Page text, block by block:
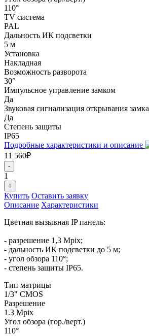
110°
TV система
PAL
Дальность ИК подсветки
5 м
Установка
Накладная
Возможность разворота
30°
Импульсное управление замком
Да
Звуковая сигнализация открывания замка
Да
Степень защиты
IP65
Подробные характеристики и описание
11 560₽
-
1
+
Купить Оставить заявку
Описание Характеристики
Цветная вызывная IP панель:
- разрешение 1,3 Mpix;
- дальность ИК подсветки до 5 м;
- угол обзора 110°;
- степень защиты IP65.
Тип матрицы
1/3" CMOS
Разрешение
1.3 Mpix
Угол обзора (гор./верт.)
110°